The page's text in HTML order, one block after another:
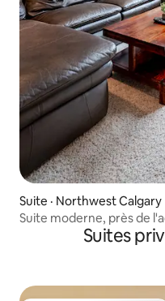
Suite · Northwest Calgary
Suite moderne, près de
de frais de ménage)
Suites